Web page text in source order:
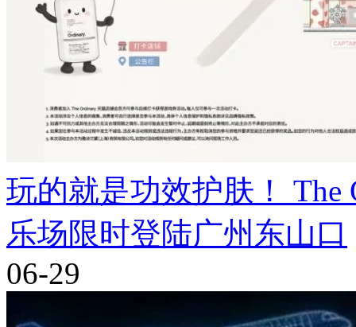
玩的就是功效护肤！ The
乐场限时登陆广州东山口
06-29